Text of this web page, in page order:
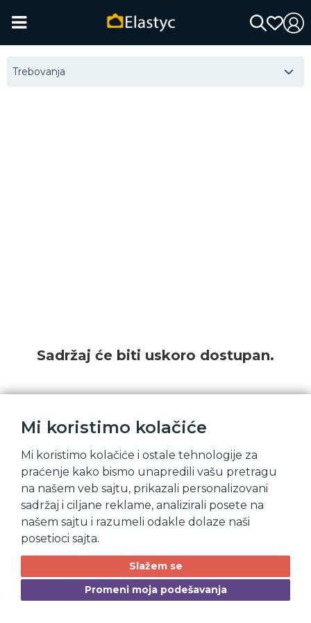
Mi koristimo kolačiće
Mi koristimo kolačiće i ostale tehnologije za
praćenje kako bismo unapredili vašu pretragu
na našem veb sajtu, prikazali personalizovani
sadržaj i ciljane reklame, analizirali posete na
našem sajtu i razumeli odakle dolaze naši
posetioci sajta.
Slažem se
Promeni moja podešavanja
Trebovanja
Sadržaj će biti uskoro dostupan.